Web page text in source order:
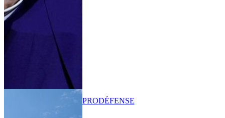
PRODÉFENSE